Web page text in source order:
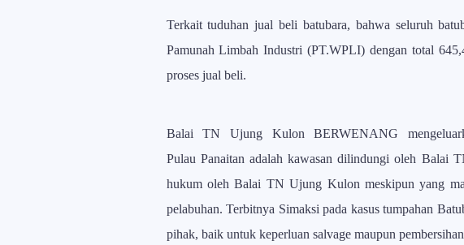
Terkait tuduhan jual beli batubara, bahwa seluruh
Pamunah Limbah Industri (PT.WPLI) dengan total
proses jual beli.
Balai TN Ujung Kulon BERWENANG
Pulau Panaitan adalah kawasan dilindungi oleh Balai
hukum oleh Balai TN Ujung Kulon meskipun yang
pelabuhan. Terbitnya Simaksi pada kasus tumpahan
pihak, baik untuk keperluan salvage maupun